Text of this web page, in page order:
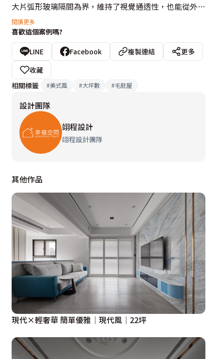
大片弧形玻璃隔間為界，維持了視覺通透性，也能從外面
確認孩子們玩耍的安全，搭配美式格子元素的運用，為空
間增添了幾分輕鬆與優雅的氛圍。
遊戲區的兩個造型牆具遊玩性，也兼具裝飾作用，一旁的
臥榻可以讓孩子們在這裡休息、閱讀故事書。而針對玩具
與習慣進行了量身訂製的設計，不僅能有效進行收納，也
培養了孩子們的整理能力。
空間的每一個角落都被賦予巧妙設計，由於存在大樑的限
格燈具，立面則搭配柔和的間接光源，創造出一個溫馨而
舒適的環境。屋主希望能有一個記錄孩子成長的地方，因
此入門處設計了一面兼具美觀與實用的拍照牆面。雙面收
納櫃的設計不僅充分利用了空間，而且在使用上更加方
便，收納櫃的一側採用司曼特漆，這種特殊漆面較不容易
看出髒汙或磨損。
餐廳以中島為軸線，連結開放式空間，是全家人活動、凝
聚情感的地方。中島周圍的設計充滿巧思，一邊是大容量
收納，另一邊則是隱藏式的冰箱，兼顧了實用性與美觀，
餐桌後方的大型推拉門收納櫃的設計，既滿足了儲物需
求，也避免門開啟時對走道空間的影響。為了提升居住的
便利性，整個家庭還結合了智能遙控系統。從冷氣、除濕
閱讀更多
喜歡這個案例嗎?
LINE Facebook 複製連結
更多
收藏
相關標籤
#美式風 #大坪數 #毛胚屋
設計團隊
翊程設計
翊程設計團隊
其他作品
現代×輕奢華 簡單優雅│現代風│22坪